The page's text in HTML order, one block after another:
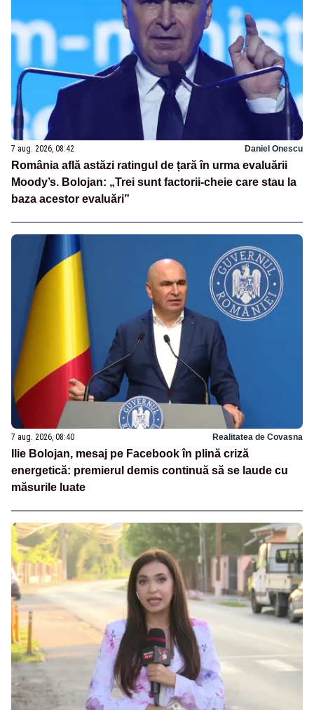
7 aug. 2026, 08:42 Daniel Onescu
România află astăzi ratingul de țară în urma evaluării
Moody’s. Bolojan: „Trei sunt factorii-cheie care stau la
baza acestor evaluări”
7 aug. 2026, 08:40 Realitatea de Covasna
Ilie Bolojan, mesaj pe Facebook în plină criză
energetică: premierul demis continuă să se laude cu
măsurile luate